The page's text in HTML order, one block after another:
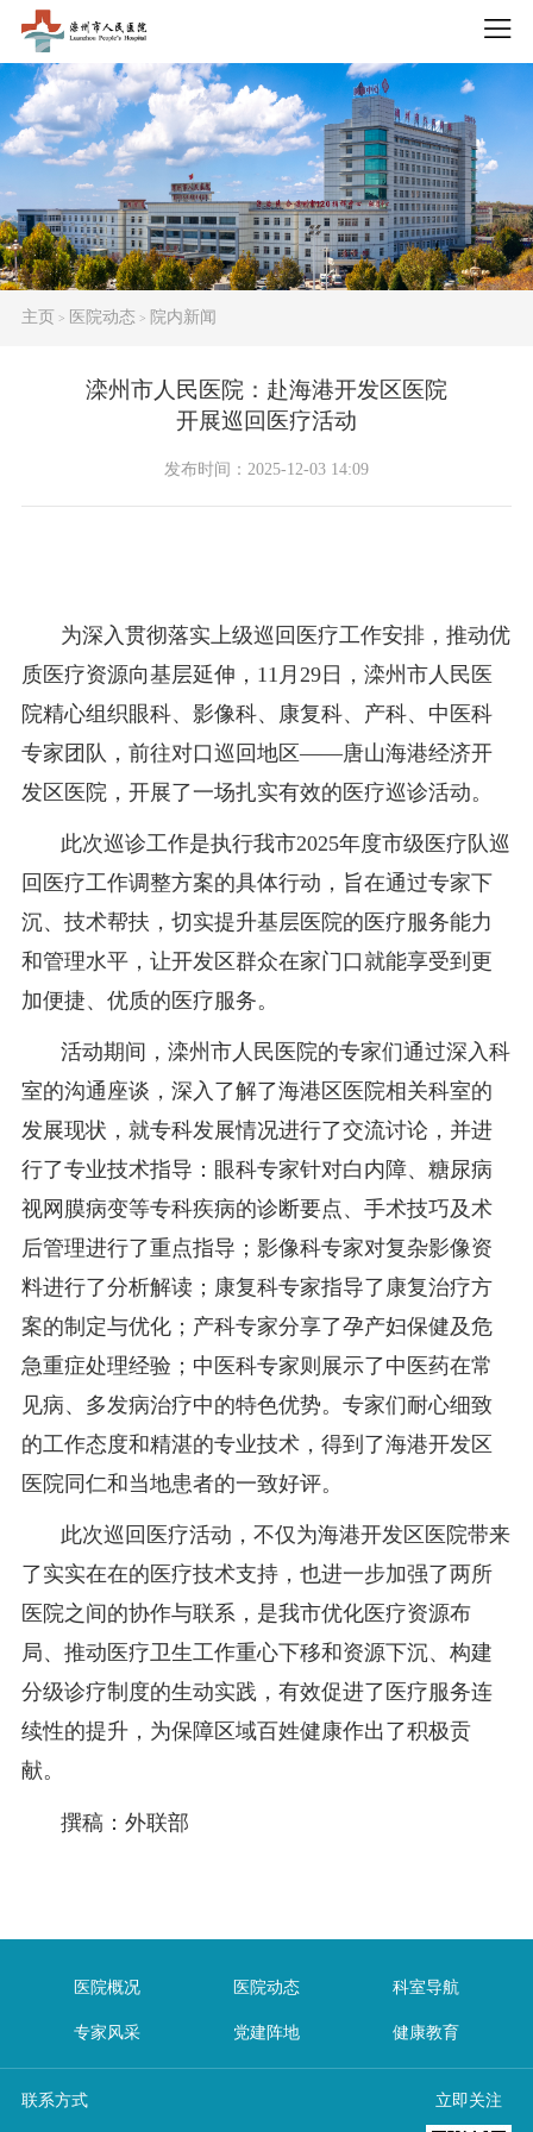
主页 > 医院动态 > 院内新闻
滦州市人民医院：赴海港开发区医院
开展巡回医疗活动
发布时间：2025-12-03 14:09
为深入贯彻落实上级巡回医疗工作安排，推动优
质医疗资源向基层延伸，11月29日，滦州市人民医
院精心组织眼科、影像科、康复科、产科、中医科
专家团队，前往对口巡回地区——唐山海港经济开
发区医院，开展了一场扎实有效的医疗巡诊活动。
此次巡诊工作是执行我市2025年度市级医疗队巡
回医疗工作调整方案的具体行动，旨在通过专家下
沉、技术帮扶，切实提升基层医院的医疗服务能力
和管理水平，让开发区群众在家门口就能享受到更
加便捷、优质的医疗服务。
活动期间，滦州市人民医院的专家们通过深入科
室的沟通座谈，深入了解了海港区医院相关科室的
发展现状，就专科发展情况进行了交流讨论，并进
行了专业技术指导：眼科专家针对白内障、糖尿病
视网膜病变等专科疾病的诊断要点、手术技巧及术
后管理进行了重点指导；影像科专家对复杂影像资
料进行了分析解读；康复科专家指导了康复治疗方
案的制定与优化；产科专家分享了孕产妇保健及危
急重症处理经验；中医科专家则展示了中医药在常
见病、多发病治疗中的特色优势。专家们耐心细致
的工作态度和精湛的专业技术，得到了海港开发区
医院同仁和当地患者的一致好评。
此次巡回医疗活动，不仅为海港开发区医院带来
了实实在在的医疗技术支持，也进一步加强了两所
医院之间的协作与联系，是我市优化医疗资源布
局、推动医疗卫生工作重心下移和资源下沉、构建
分级诊疗制度的生动实践，有效促进了医疗服务连
续性的提升，为保障区域百姓健康作出了积极贡
献。
撰稿：外联部
医院概况 医院动态 科室导航
专家风采 党建阵地 健康教育
联系方式 立即关注